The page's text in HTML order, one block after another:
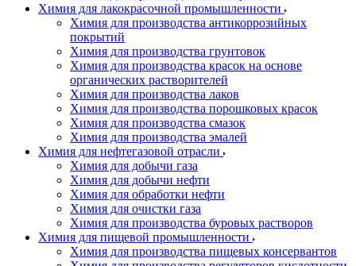
Химия для лакокрасочной промышленности
Химия для производства антикоррозийных
покрытий
Химия для производства грунтовок
Химия для производства красок на основе
органических растворителей
Химия для производства лаков
Химия для производства порошковых красок
Химия для производства смазок
Химия для производства эмалей
Химия для нефтегазовой отрасли
Химия для добычи газа
Химия для добычи нефти
Химия для обработки нефти
Химия для очистки газа
Химия для производства буровых растворов
Химия для пищевой промышленности
Химия для производства пищевых консервантов